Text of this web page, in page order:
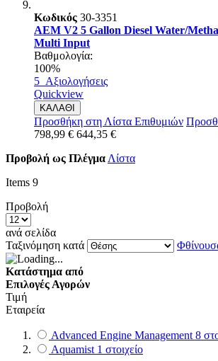
Κωδικός 30-3351
AEM V2 5 Gallon Diesel Water/
Multi Input
Βαθμολογία:
100%
5 Αξιολογήσεις
Quickview
ΚΑΛΑΘΙ
Προσθήκη στη Λίστα Επιθυμιών
798,99 € 644,35 €
Προβολή ως ΠλέγμαΛίστα
Items 9
Προβολή
ανά σελίδα
Ταξινόμηση κατά
Κατάστημα από
Επιλογές Αγορών
Τιμή
Εταιρεία
Advanced Engine Management 8
Aquamist 1 στοιχείο